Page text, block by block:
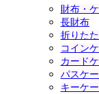
財布・
長財布
折りた
コイン
カード
パスケ
キーケ